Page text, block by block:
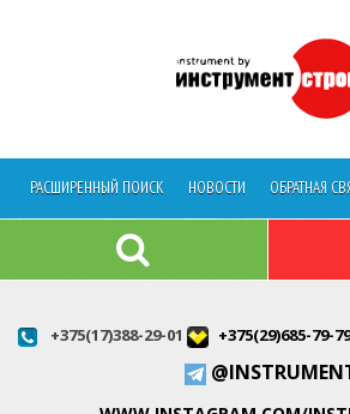
РАСШИРЕННЫЙ ПОИСК НОВОСТИ ОБРАТНАЯ
+375(17)388-29-01 +375(29)685-79-79